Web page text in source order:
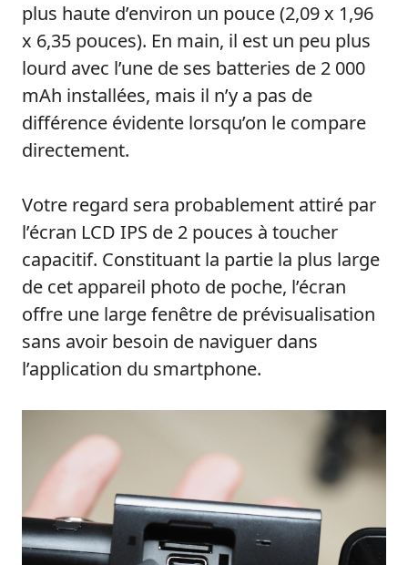
plus haute d’environ un pouce (2,09 x 1,96
x 6,35 pouces). En main, il est un peu plus
lourd avec l’une de ses batteries de 2 000
mAh installées, mais il n’y a pas de
différence évidente lorsqu’on le compare
directement.
Votre regard sera probablement attiré par
l’écran LCD IPS de 2 pouces à toucher
capacitif. Constituant la partie la plus large
de cet appareil photo de poche, l’écran
offre une large fenêtre de prévisualisation
sans avoir besoin de naviguer dans
l’application du smartphone.